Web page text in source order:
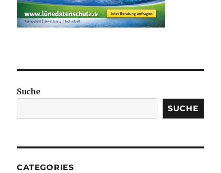
Suche
SUCHE
CATEGORIES